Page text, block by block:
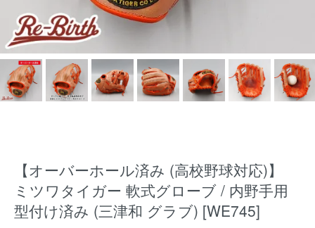
【オーバーホール済み (高校野球対応)】
ミツワタイガー 軟式グローブ / 内野手用
型付け済み (三津和 グラブ) [WE745]